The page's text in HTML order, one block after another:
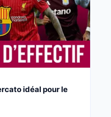
idéal pour le